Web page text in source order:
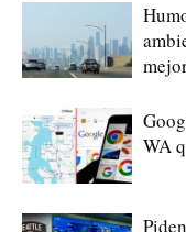
WA